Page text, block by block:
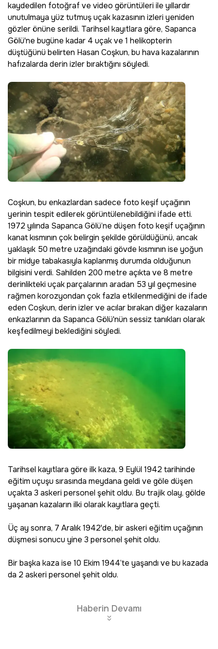
kaydedilen fotoğraf ve video görüntüleri ile yıllardır
unutulmaya yüz tutmuş uçak kazasının izleri yeniden
gözler önüne serildi. Tarihsel kayıtlara göre, Sapanca
Gölü'ne bugüne kadar 4 uçak ve 1 helikopterin
düştüğünü belirten Hasan Coşkun, bu hava kazalarının
hafızalarda derin izler bıraktığını söyledi.
Coşkun, bu enkazlardan sadece foto keşif uçağının
yerinin tespit edilerek görüntülenebildiğini ifade etti.
1972 yılında Sapanca Gölü’ne düşen foto keşif uçağının
kanat kısmının çok belirgin şekilde görüldüğünü, ancak
yaklaşık 50 metre uzağındaki gövde kısmının ise yoğun
bir midye tabakasıyla kaplanmış durumda olduğunun
bilgisini verdi. Sahilden 200 metre açıkta ve 8 metre
derinlikteki uçak parçalarının aradan 53 yıl geçmesine
rağmen korozyondan çok fazla etkilenmediğini de ifade
eden Coşkun, derin izler ve acılar bırakan diğer kazaların
enkazlarının da Sapanca Gölü'nün sessiz tanıkları olarak
keşfedilmeyi beklediğini söyledi.
Tarihsel kayıtlara göre ilk kaza, 9 Eylül 1942 tarihinde
eğitim uçuşu sırasında meydana geldi ve göle düşen
uçakta 3 askeri personel şehit oldu. Bu trajik olay, gölde
yaşanan kazaların ilki olarak kayıtlara geçti.
Üç ay sonra, 7 Aralık 1942'de, bir askeri eğitim uçağının
düşmesi sonucu yine 3 personel şehit oldu.
Bir başka kaza ise 10 Ekim 1944’te yaşandı ve bu kazada
da 2 askeri personel şehit oldu.
Haberin Devamı